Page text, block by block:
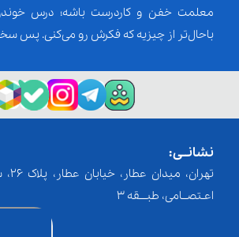
معلمت خفن و کاردرست باشه؛ درس
باحال‌تر از چیزیه که فکرش رو می‌کنی. پس
نشانــی:
اعـتصــامی، طبـــقه 3